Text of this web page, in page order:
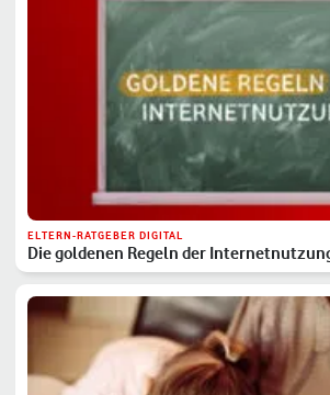
ELTERN-RATGEBER DIGITAL
Die goldenen Regeln der